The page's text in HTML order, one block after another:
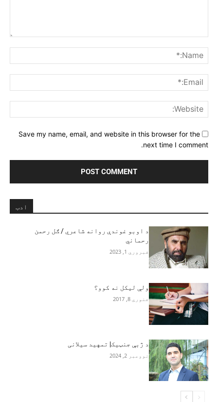
Save my name, email, and website in this browser for the
next time I comment.
ادب
د اوبو غوندې روانه شاعري / ګل رحمن
رحماني
فبروري 1, 2023
ولې لیکل نه کوو؟
جنوري 8, 2017
د ژبې جنټيک| تمهید سیلانی
نوومبر 2, 2024